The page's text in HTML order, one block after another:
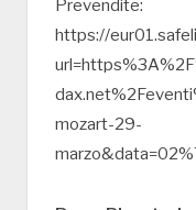
Prevendite:
https://
mozart-29-